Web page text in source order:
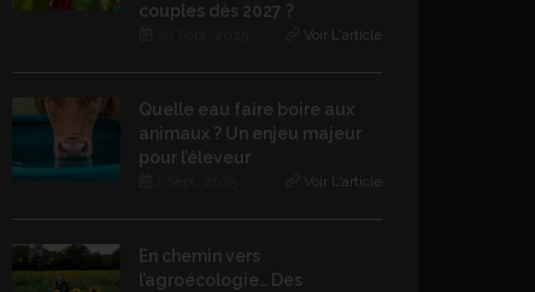
couples dès 2027 ?
Voir L'article
Quelle eau faire boire aux
animaux ? Un enjeu majeur
pour l’éleveur
Voir L'article
En chemin vers
l’agroécologie… Des